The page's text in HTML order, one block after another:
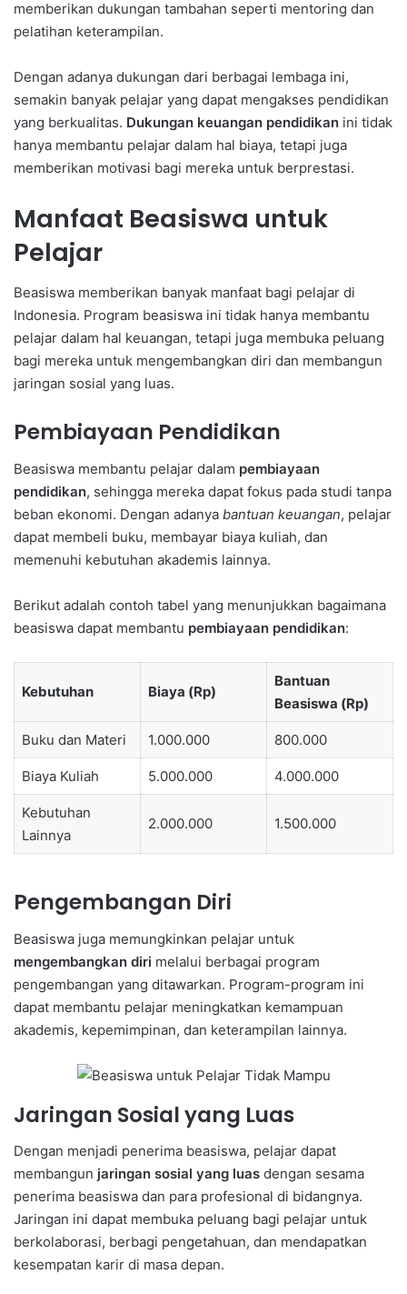
memberikan dukungan tambahan seperti mentoring dan
pelatihan keterampilan.
Dengan adanya dukungan dari berbagai lembaga ini,
semakin banyak pelajar yang dapat mengakses pendidikan
yang berkualitas. Dukungan keuangan pendidikan ini tidak
hanya membantu pelajar dalam hal biaya, tetapi juga
memberikan motivasi bagi mereka untuk berprestasi.
Manfaat Beasiswa untuk
Pelajar
Beasiswa memberikan banyak manfaat bagi pelajar di
Indonesia. Program beasiswa ini tidak hanya membantu
pelajar dalam hal keuangan, tetapi juga membuka peluang
bagi mereka untuk mengembangkan diri dan membangun
jaringan sosial yang luas.
Pembiayaan Pendidikan
Beasiswa membantu pelajar dalam pembiayaan
pendidikan, sehingga mereka dapat fokus pada studi tanpa
beban ekonomi. Dengan adanya bantuan keuangan, pelajar
dapat membeli buku, membayar biaya kuliah, dan
memenuhi kebutuhan akademis lainnya.
Berikut adalah contoh tabel yang menunjukkan bagaimana
beasiswa dapat membantu pembiayaan pendidikan:
Kebutuhan Biaya (Rp)
Bantuan
Beasiswa (Rp)
Buku dan Materi 1.000.000 800.000
Biaya Kuliah 5.000.000 4.000.000
Kebutuhan
Lainnya
2.000.000 1.500.000
Pengembangan Diri
Beasiswa juga memungkinkan pelajar untuk
mengembangkan diri melalui berbagai program
pengembangan yang ditawarkan. Program-program ini
dapat membantu pelajar meningkatkan kemampuan
akademis, kepemimpinan, dan keterampilan lainnya.
Jaringan Sosial yang Luas
Dengan menjadi penerima beasiswa, pelajar dapat
membangun jaringan sosial yang luas dengan sesama
penerima beasiswa dan para profesional di bidangnya.
Jaringan ini dapat membuka peluang bagi pelajar untuk
berkolaborasi, berbagi pengetahuan, dan mendapatkan
kesempatan karir di masa depan.